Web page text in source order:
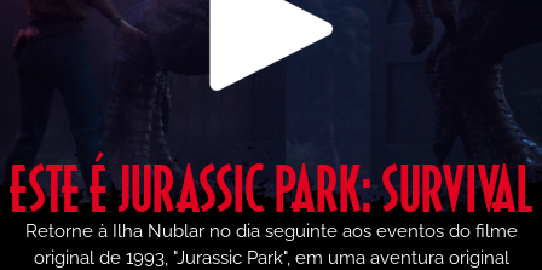
ESTE É JURASSIC PARK: SURVIVAL
Retorne à Ilha Nublar no dia seguinte aos eventos do filme
original de 1993, "Jurassic Park", em uma aventura original